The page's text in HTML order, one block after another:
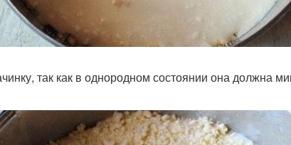
так как в однородном состоянии она должна